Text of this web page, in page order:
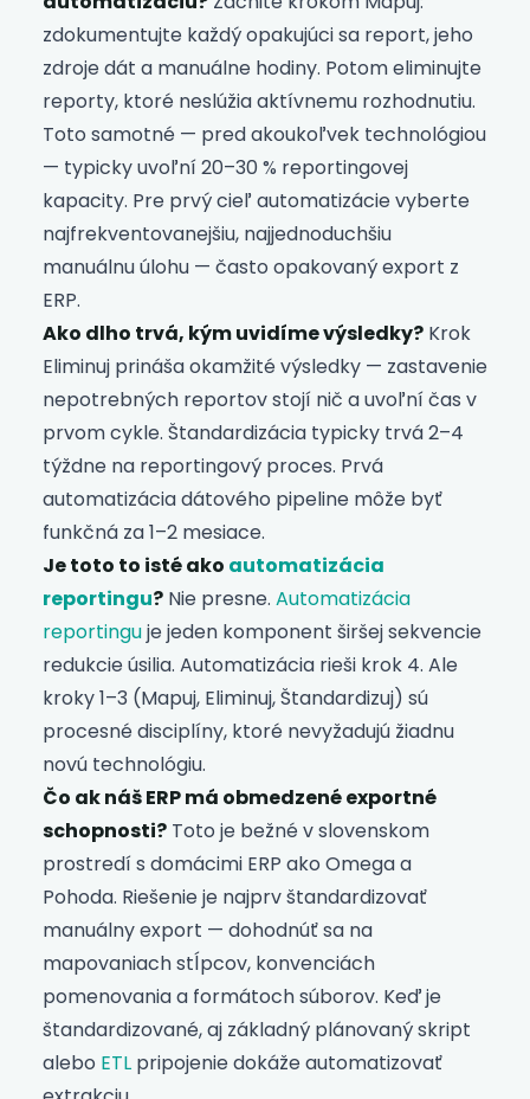
zdokumentujte každý opakujúci sa report, jeho
zdroje dát a manuálne hodiny. Potom eliminujte
reporty, ktoré neslúžia aktívnemu rozhodnutiu.
Toto samotné — pred akoukoľvek technológiou
— typicky uvoľní 20–30 % reportingovej
kapacity. Pre prvý cieľ automatizácie vyberte
najfrekventovanejšiu, najjednoduchšiu
manuálnu úlohu — často opakovaný export z
ERP.
Ako dlho trvá, kým uvidíme výsledky? Krok
Eliminuj prináša okamžité výsledky — zastavenie
nepotrebných reportov stojí nič a uvoľní čas v
prvom cykle. Štandardizácia typicky trvá 2–4
týždne na reportingový proces. Prvá
automatizácia dátového pipeline môže byť
funkčná za 1–2 mesiace.
Je toto to isté ako automatizácia
reportingu? Nie presne. Automatizácia
reportinguje jeden komponent širšej sekvencie
redukcie úsilia. Automatizácia rieši krok 4. Ale
kroky 1–3 (Mapuj, Eliminuj, Štandardizuj) sú
procesné disciplíny, ktoré nevyžadujú žiadnu
novú technológiu.
Čo ak náš ERP má obmedzené exportné
schopnosti? Toto je bežné v slovenskom
prostredí s domácimi ERP ako Omega a
Pohoda. Riešenie je najprv štandardizovať
manuálny export — dohodnúť sa na
mapovaniach stĺpcov, konvenciách
pomenovania a formátoch súborov. Keď je
štandardizované, aj základný plánovaný skript
alebo ETL pripojenie dokáže automatizovať